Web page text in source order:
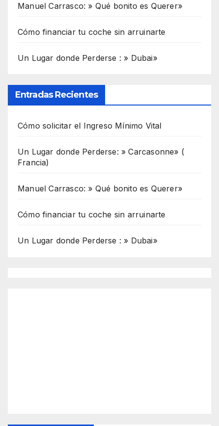
Manuel Carrasco: » Qué bonito es Querer»
Cómo financiar tu coche sin arruinarte
Un Lugar donde Perderse : » Dubai»
Entradas Recientes
Cómo solicitar el Ingreso Mínimo Vital
Un Lugar donde Perderse: » Carcasonne» (
Francia)
Manuel Carrasco: » Qué bonito es Querer»
Cómo financiar tu coche sin arruinarte
Un Lugar donde Perderse : » Dubai»